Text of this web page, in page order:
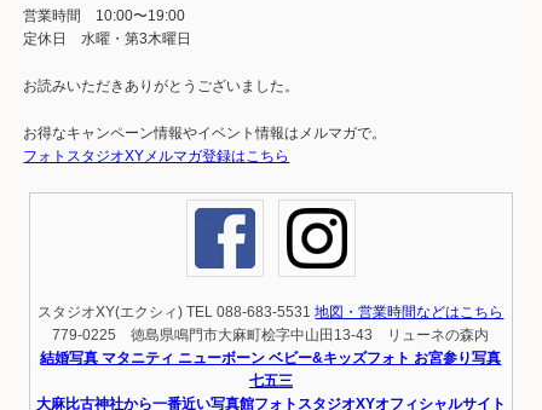
営業時間 10:00〜19:00
定休日 水曜・第3木曜日
お読みいただきありがとうございました。
お得なキャンペーン情報やイベント情報はメルマガで。
フォトスタジオXYメルマガ登録はこちら
スタジオXY(エクシィ) TEL 088-683-5531地図・営業時間などはこちら
779-0225 徳島県鳴門市大麻町桧字中山田13-43 リューネの森内
結婚写真 マタニティ ニューボーン ベビー&キッズフォト お宮参り写真
七五三
大麻比古神社から一番近い写真館フォトスタジオXYオフィシャルサイト